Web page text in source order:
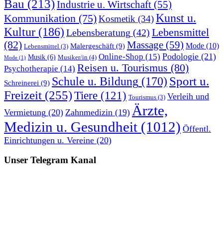
Bau (213)Industrie u. Wirtschaft (55)
Kommunikation (75)Kosmetik (34)Kunst u.
Kultur (186) Lebensberatung (42) Lebensmittel
(82) Lebensmittel (3) Malergeschäft (9) Massage (59) Mode (10)
Mode (1) Musik (6) Musiker/in (4) Online-Shop (15) Podologie (21)
Psychotherapie (14) Reisen u. Tourismus (80)
Schreinerei (9) Schule u. Bildung (170) Sport u.
Freizeit (255)Tiere (121) Tourismus (3) Verleih und
Vermietung (20) Zahnmedizin (19) Ärzte,
Medizin u. Gesundheit (1012) Öffentl.
Einrichtungen u. Vereine (20)
Unser Telegram Kanal